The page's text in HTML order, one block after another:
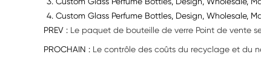
Custom Glass Perfume Bottles, Design, Wholesale,
PREV : Le paquet de bouteille de verre Point de vente
PROCHAIN : Le contrôle des coûts du recyclage et du